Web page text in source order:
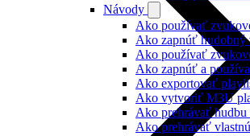
Návody
Ako používať
Ako zapnúť hudobný
Ako používať
Ako zapnúť a
Ako exportovať
Ako vytvoriť M3U
Ako prehrávať
Ako prehrávať